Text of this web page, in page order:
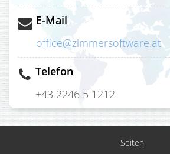
E-Mail
office@zimmersoftware.at
Telefon
+43 2246 5 1212
Seiten